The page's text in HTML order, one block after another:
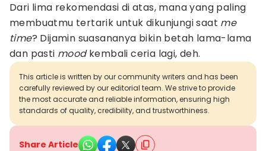
Dari lima rekomendasi di atas, mana yang paling
membuatmu tertarik untuk dikunjungi saat me
time? Dijamin suasananya bikin betah lama-lama
dan pasti moodkembali ceria lagi, deh.
This article is written by our community writers and has been
carefully reviewed by our editorial team. We strive to provide
the most accurate and reliable information, ensuring high
standards of quality, credibility, and trustworthiness.
Share Article